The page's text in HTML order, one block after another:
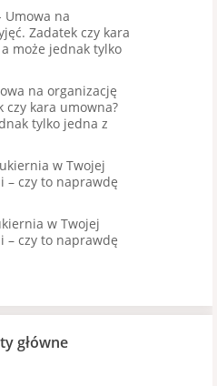
Umowa na
Zadatek czy kara
może jednak tylko
na organizację
czy kara umowna?
tylko jedna z
w Twojej
– czy to naprawdę
w Twojej
– czy to naprawdę
główne